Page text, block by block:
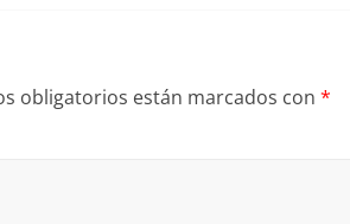
obligatorios están marcados con *